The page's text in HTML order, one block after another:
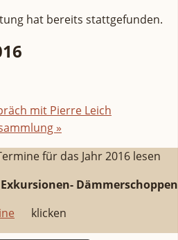
hat bereits stattgefunden.
mit Pierre Leich
»
für das Jahr 2016 lesen
Dämmerschoppen
klicken